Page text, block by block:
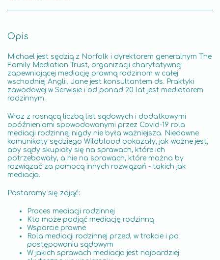
Opis
Michael jest sędzią z Norfolk i dyrektorem generalnym The
Family Mediation Trust, organizacji charytatywnej
zapewniającej mediację prawną rodzinom w całej
wschodniej Anglii. Jane jest konsultantem ds. Praktyki
zawodowej w Serwisie i od ponad 20 lat jest mediatorem
rodzinnym.
Wraz z rosnącą liczbą list sądowych i dodatkowymi
opóźnieniami spowodowanymi przez Covid-19 rola
mediacji rodzinnej nigdy nie była ważniejsza. Niedawne
komunikaty sędziego Wildblood pokazały, jak ważne jest,
aby sądy skupiały się na sprawach, które ich
potrzebowały, a nie na sprawach, które można by
rozwiązać za pomocą innych rozwiązań - takich jak
mediacja.
Postaramy się zająć:
Proces mediacji rodzinnej
Kto może podjąć mediację rodzinną
Wsparcie prawne
Rola mediacji rodzinnej przed, w trakcie i po
postępowaniu sądowym
W jakich sprawach mediacja jest najbardziej